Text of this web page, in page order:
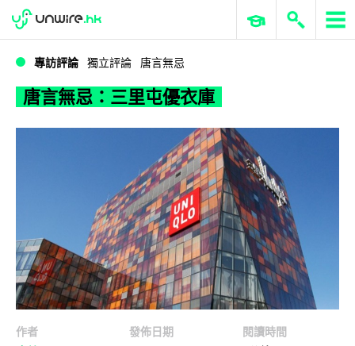
唐言無忌：三里屯優衣庫
WWDC 2026 ERP 與商業 AI
專訪評論 獨立評論 唐言無忌
唐言無忌：三里屯優衣庫
作者
發佈日期
閱讀時間